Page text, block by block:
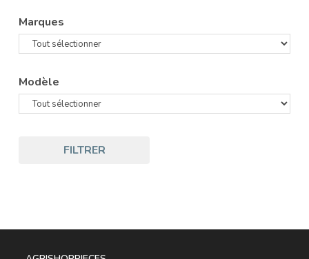
Marques
Modèle
FILTRER